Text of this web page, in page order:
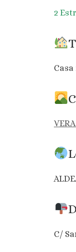
2
VERA
C/